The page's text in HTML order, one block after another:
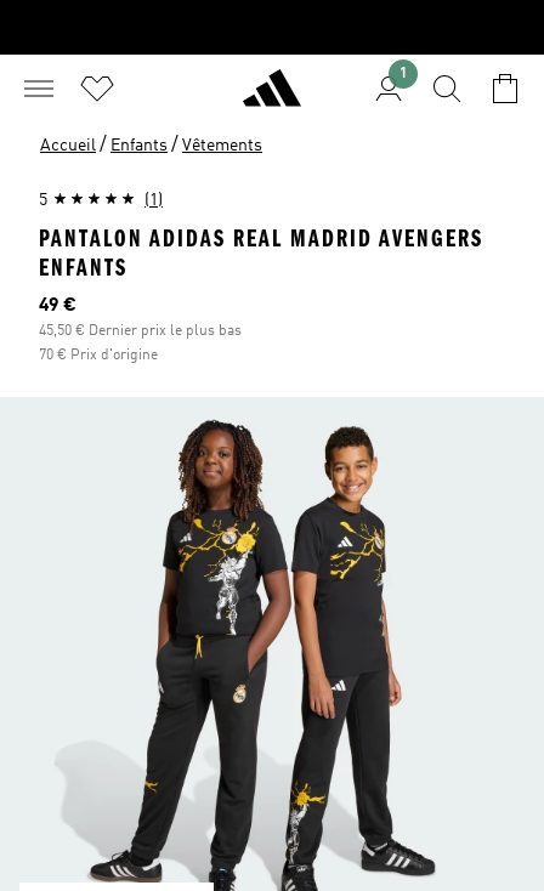
1
Accueil / Enfants / Vêtements
5 (1)
PANTALON ADIDAS REAL MADRID AVENGERS
ENFANTS
Prix actuel
49 €
45,50 € Dernier prix le plus bas
70 € Prix d'origine